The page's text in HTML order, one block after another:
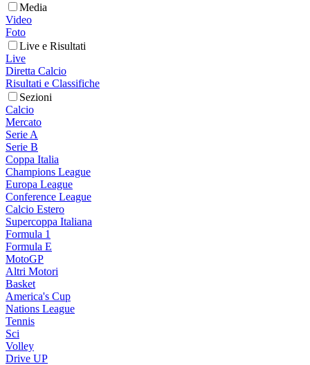
Media
Video
Foto
Live e Risultati
Live
Diretta Calcio
Risultati e Classifiche
Sezioni
Calcio
Mercato
Serie A
Serie B
Coppa Italia
Champions League
Europa League
Conference League
Calcio Estero
Supercoppa Italiana
Formula 1
Formula E
MotoGP
Altri Motori
Basket
America's Cup
Nations League
Tennis
Sci
Volley
Drive UP